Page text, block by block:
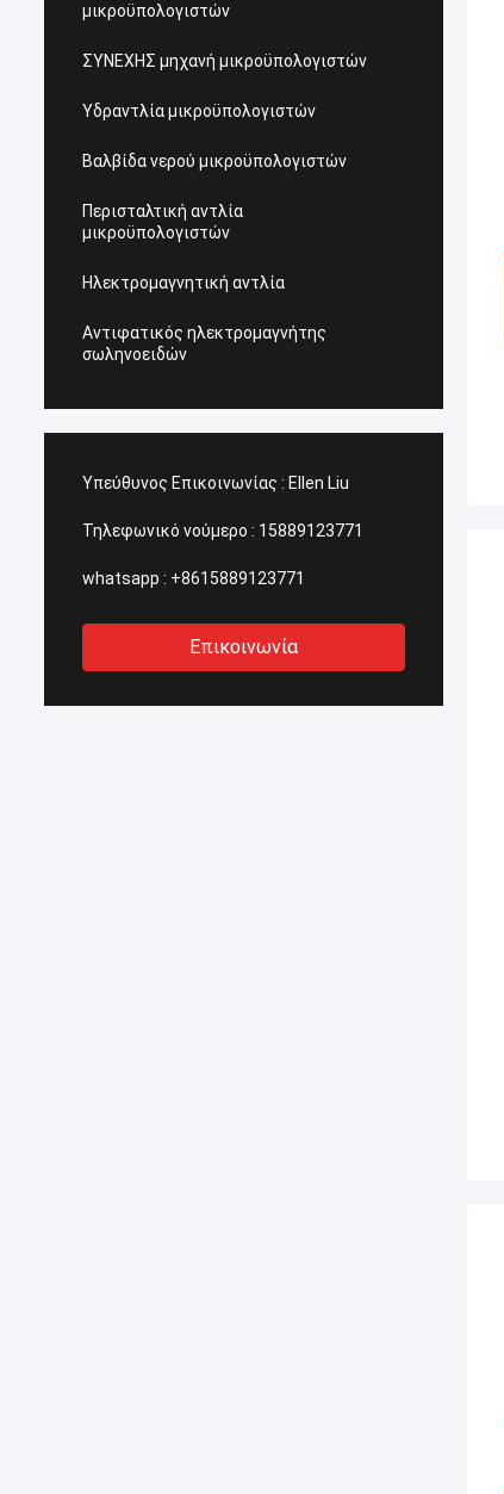
μικροϋπολογιστών
ΣΥΝΕΧΗΣ μηχανή μικροϋπολογιστών
Υδραντλία μικροϋπολογιστών
Βαλβίδα νερού μικροϋπολογιστών
Περισταλτική αντλία
μικροϋπολογιστών
Ηλεκτρομαγνητική αντλία
Αντιφατικός ηλεκτρομαγνήτης
σωληνοειδών
Υπεύθυνος Επικοινωνίας : Ellen Liu
Τηλεφωνικό νούμερο : 15889123771
whatsapp : +8615889123771
Επικοινωνία